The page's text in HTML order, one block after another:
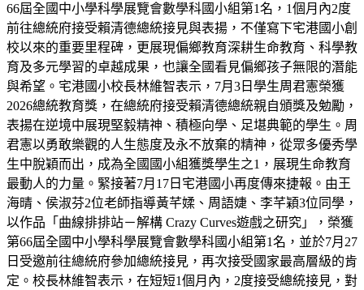
66屆全國中小學科學展覽會數學科國小組第1名，1個月內2度
前往總統府接受賴清德總統接見與表揚，不僅寫下宅港國小創
校以來的重要里程碑，更展現偏鄉教育深耕生命教育、科學教
育及多元學習的卓越成果，也讓全國看見偏鄉孩子無限的潛能
與希望。宅港國小校長林維智表示，7月3日學生周君憲榮獲
2026總統教育獎，在總統府接受賴清德總統親自頒獎及勉勵，
表揚在逆境中展現堅毅精神、積極向學、足堪典範的學生。周
君憲以勇敢樂觀的人生態度及永不放棄的精神，從眾多優秀學
生中脫穎而出，成為全國國小組獲獎學生之1，展現生命教育
最動人的力量。緊接著7月17日宅港國小再度傳來捷報。由王
海晴、侯淑芬2位老師指導黃芊媃、周語婕、李芊穎3位同學，
以作品「曲線排排站－解構 Crazy Curves遊戲之研究」，榮獲
第66屆全國中小學科學展覽會數學科國小組第1名，並於7月27
日受邀前往總統府參加總統接見，再次接受國家最高層級的肯
定。校長林維智表示，在短短1個月內，2度接受總統接見，對